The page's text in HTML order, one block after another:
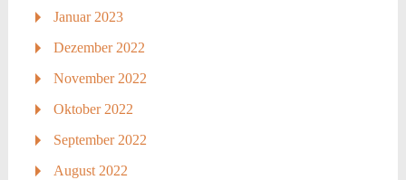
Januar 2023
Dezember 2022
November 2022
Oktober 2022
September 2022
August 2022